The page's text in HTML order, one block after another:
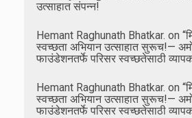
उत्साहात संपन्न!
Hemant Raghunath Bhatkar. on
स्वच्छता अभियान उत्साहात सुरूच!—
फाउंडेशनतर्फे परिसर स्वच्छतेसाठी व्यापक
Hemant Raghunath Bhatkar. on
स्वच्छता अभियान उत्साहात सुरूच!—
फाउंडेशनतर्फे परिसर स्वच्छतेसाठी व्यापक